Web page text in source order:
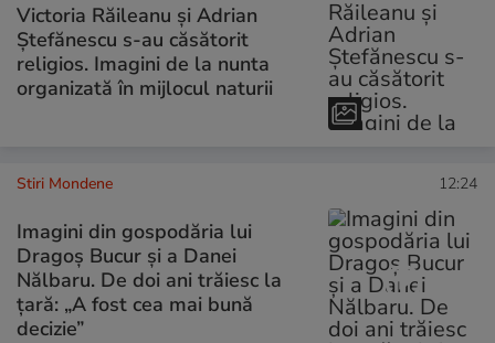
Victoria Răileanu și Adrian
Ștefănescu s-au căsătorit
religios. Imagini de la nunta
organizată în mijlocul naturii
Stiri Mondene 12:24
Imagini din gospodăria lui
Dragoș Bucur și a Danei
Nălbaru. De doi ani trăiesc la
țară: „A fost cea mai bună
decizie”